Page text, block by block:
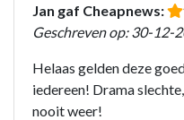
Jan gaf Cheapnews:
Geschreven op: 30-12-
Helaas gelden deze
iedereen! Drama
nooit weer!